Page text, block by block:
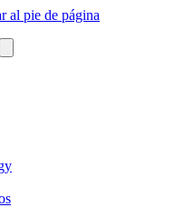
al pie de página